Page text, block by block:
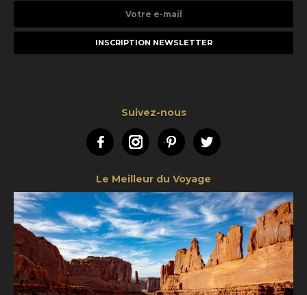
e-
Suivez-nous
FacebookInstagramPinterestTwitter
Le Meilleur du Voyage